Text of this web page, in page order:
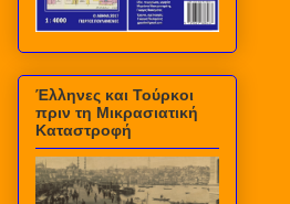
Έλληνες και Τούρκοι
πριν τη Μικρασιατική
Καταστροφή